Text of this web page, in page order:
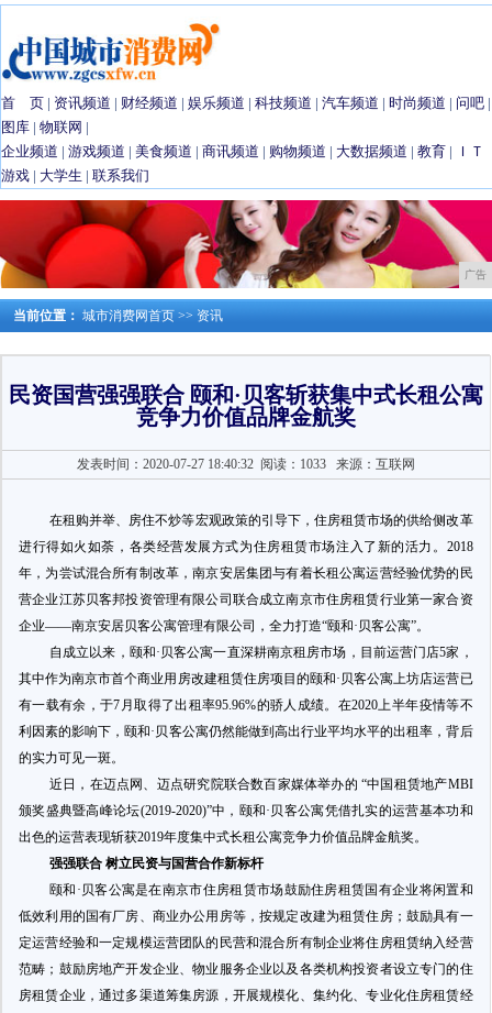
首 页 | 资讯频道 | 财经频道 | 娱乐频道 | 科技频道 | 汽车频道 | 时尚频道 | 问吧 |
图库 | 物联网 |
企业频道 | 游戏频道 | 美食频道 | 商讯频道 | 购物频道 | 大数据频道 | 教育 |
ＩＴ
游戏 | 大学生 | 联系我们
广告
当前位置： 城市消费网首页 >> 资讯
民资国营强强联合 颐和·贝客斩获集中式长租公寓
竞争力价值品牌金航奖
发表时间：2020-07-27 18:40:32 阅读：1033来源：互联网
在租购并举、房住不炒等宏观政策的引导下，住房租赁市场的供给侧改革
进行得如火如荼，各类经营发展方式为住房租赁市场注入了新的活力 。 2018
年 ，为尝试混合所有制改革，南京安居集团与有着长租公寓运营经验优势的民
营企业江苏贝客邦投资管理有限公司联合成立南京市住房租赁行业第一家合资
企业——南京安居贝客公寓管理有限公司，全力打造“颐和·贝客公寓”。
自 成立以来，颐和·贝客公寓一直深耕南京租房市场， 目前运营门店5家，
其中作为南京市首个商业用房改建租赁住房项目的颐和·贝客公寓上坊店运营已
有一载有余，于7月取得了出租率95.96%的骄人成绩。在2020上半年疫情等不
利因素的影响下，颐和·贝客公寓仍然能做到高出行业平均水平的出租率，背后
的实力可见一斑。
近日，在迈点网、迈点研究院联合数百家媒体举办的 “中国租赁地产MBI
颁奖盛典暨高峰论坛(2019-2020)”中，颐和·贝客公寓凭借扎实的运营基本功和
出色的运营表现斩获2019年度集中式长租公寓竞争力价值品牌金航奖。
强强联合 树立民资与国营合作新标杆
颐和 ·贝客公寓是在南京市住房租赁市场鼓励住房租赁国有企业将闲置和
低效利用的国有厂房、商业办公用房等，按规定改建为租赁住房；鼓励具有一
定运营经验和一定规模运营团队的民营和混合所有制企业将住房租赁纳入经营
范畴；鼓励房地产开发企业、物业服务企业以及各类机构投资者设立专门的住
房租赁企业，通过多渠道筹集房源，开展规模化、集约化、专业化住房租赁经